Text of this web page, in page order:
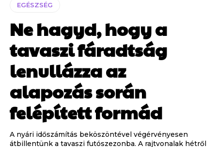
EGÉSZSÉG
Ne hagyd, hogy a
tavaszi fáradtság
lenullázza az
alapozás során
felépített formád
A nyári időszámítás beköszöntével végérvényesen
átbillentünk a tavaszi futószezonba. A rajtvonalak hétről